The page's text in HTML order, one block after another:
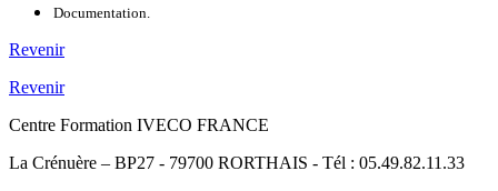
Documentation.
Revenir
Revenir
Centre Formation IVECO FRANCE
La Crénuère – BP27 - 79700 RORTHAIS - Tél : 05.49.82.11.33